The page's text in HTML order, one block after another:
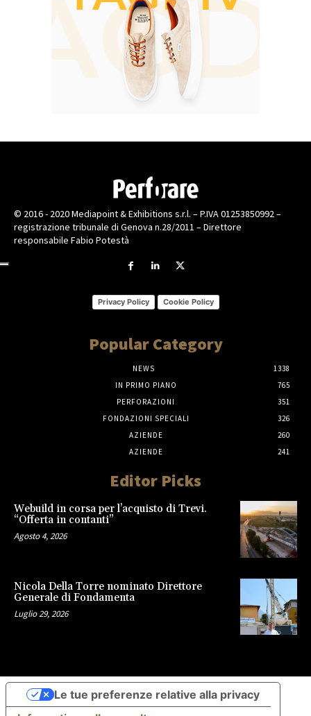
© 2016 - 2020 Mediapoint & Exhibitions s.r.l. – P.IVA 01253850992 –
registrazione tribunale di Genova n.28/2011 – Direttore
responsabile Fabio Potestà
Privacy Policy Cookie Policy
Popular Category
NEWS
1338
IN PRIMO PIANO
765
PERFORAZIONI
351
FONDAZIONI SPECIALI
326
AZIENDE
260
AZIENDE
241
Editor Picks
Webuild in corsa per l’acquisto di Trevi.
“Offerta in contanti”
Agosto 4, 2026
Nicola Della Torre nominato Direttore
Generale di Fondamenta
Luglio 29, 2026
Le tue preferenze relative alla privacy